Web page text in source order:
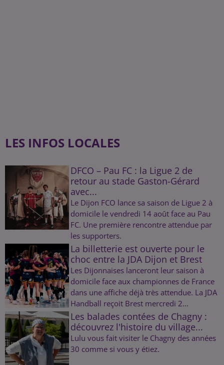
LES INFOS LOCALES
DFCO – Pau FC : la Ligue 2 de
retour au stade Gaston-Gérard
avec...
Le Dijon FCO lance sa saison de Ligue 2 à
domicile le vendredi 14 août face au Pau
FC. Une première rencontre attendue par
les supporters.
La billetterie est ouverte pour le
choc entre la JDA Dijon et Brest
Les Dijonnaises lanceront leur saison à
domicile face aux championnes de France
dans une affiche déjà très attendue. La JDA
Handball reçoit Brest mercredi 2...
Les balades contées de Chagny :
découvrez l'histoire du village...
Lulu vous fait visiter le Chagny des années
30 comme si vous y étiez.